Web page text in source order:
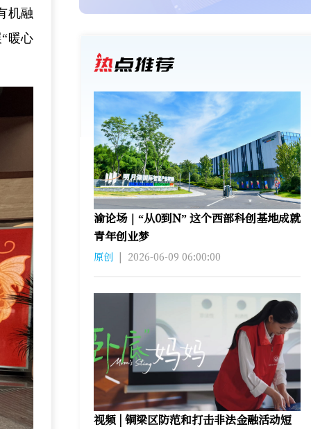
机融
暖心
渝论场｜“从0到N” 这个西部科创基地成就
青年创业梦
原创 | 2026-06-09 06:00:00
视频 | 铜梁区防范和打击非法金融活动短